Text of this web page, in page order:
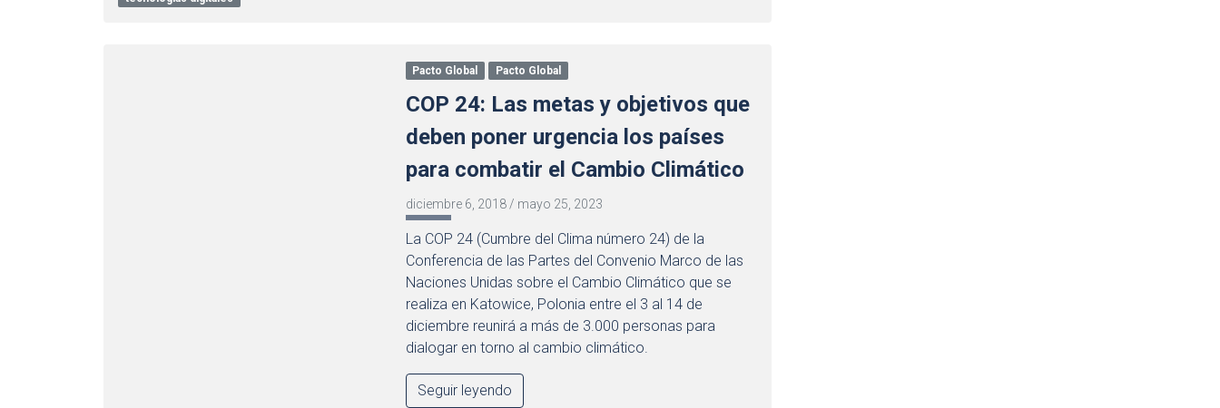
Pacto Global Pacto Global
COP 24: Las metas y objetivos que
deben poner urgencia los países
para combatir el Cambio Climático
diciembre 6, 2018 / mayo 25, 2023
La COP 24 (Cumbre del Clima número 24) de la
Conferencia de las Partes del Convenio Marco de las
Naciones Unidas sobre el Cambio Climático que se
realiza en Katowice, Polonia entre el 3 al 14 de
diciembre reunirá a más de 3.000 personas para
dialogar en torno al cambio climático.
Seguir leyendo